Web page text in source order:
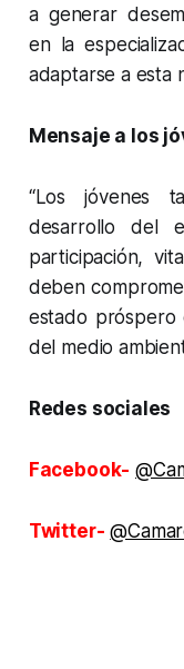
a generar
en la
adaptarse a esta
Mensaje a los
“Los jóvenes
desarrollo del
participación,
deben
estado próspero
del medio
Redes sociales
Facebook-
Twitter-